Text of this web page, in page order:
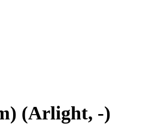
(Arlight, -)